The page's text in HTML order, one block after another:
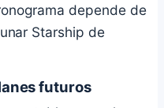
depende de
Starship de
futuros